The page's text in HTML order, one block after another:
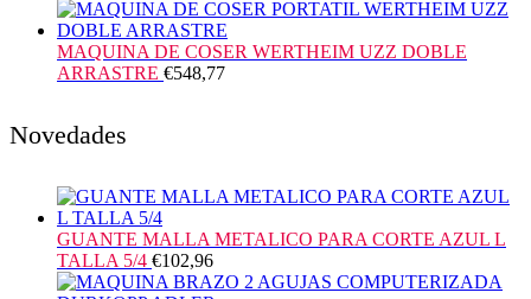
MAQUINA DE COSER WERTHEIM UZZ DOBLE
ARRASTRE €548,77
Novedades
GUANTE MALLA METALICO PARA CORTE AZUL L
TALLA 5/4 €102,96